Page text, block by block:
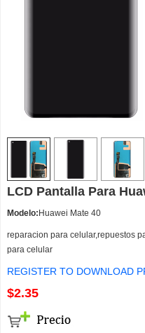
LCD Pantalla Para
Modelo: Huawei Mate 40
reparacion para celular,repuestos
para celular
REGISTER TO DOWNLOAD
$2.35